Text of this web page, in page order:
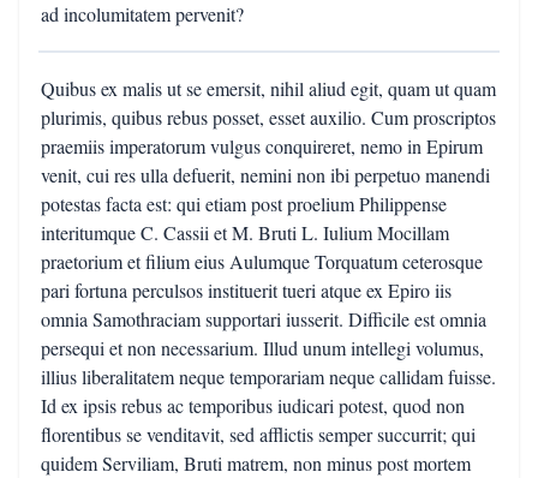
ad incolumitatem pervenit?
Quibus ex malis ut se emersit, nihil aliud egit, quam ut quam
plurimis, quibus rebus posset, esset auxilio. Cum proscriptos
praemiis imperatorum vulgus conquireret, nemo in Epirum
venit, cui res ulla defuerit, nemini non ibi perpetuo manendi
potestas facta est: qui etiam post proelium Philippense
interitumque C. Cassii et M. Bruti L. Iulium Mocillam
praetorium et filium eius Aulumque Torquatum ceterosque
pari fortuna perculsos instituerit tueri atque ex Epiro iis
omnia Samothraciam supportari iusserit. Difficile est omnia
persequi et non necessarium. Illud unum intellegi volumus,
illius liberalitatem neque temporariam neque callidam fuisse.
Id ex ipsis rebus ac temporibus iudicari potest, quod non
florentibus se venditavit, sed afflictis semper succurrit; qui
quidem Serviliam, Bruti matrem, non minus post mortem